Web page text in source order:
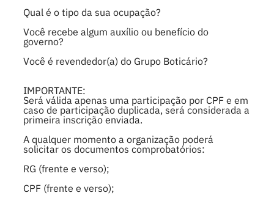
Qual é o tipo da sua ocupação?
Você recebe algum auxílio ou benefício do
governo?
Você é revendedor(a) do Grupo Boticário?
IMPORTANTE:
Será válida apenas uma participação por CPF e em
caso de participação duplicada, será considerada a
primeira inscrição enviada.
A qualquer momento a organização poderá
solicitar os documentos comprobatórios:
RG (frente e verso);
CPF (frente e verso);